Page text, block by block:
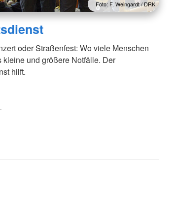
Foto: F. Weingardt / DRK
oder Straßenfest: Wo viele Menschen
kleine und größere Notfälle. Der
hilft.